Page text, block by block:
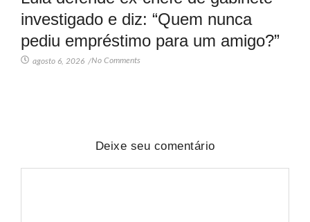
investigado e diz: “Quem nunca
pediu empréstimo para um amigo?”
agosto 6, 2026 /No Comments
Deixe seu comentário